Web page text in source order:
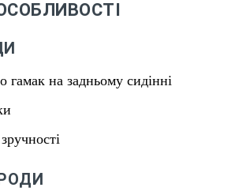
гамак на задньому сидінні